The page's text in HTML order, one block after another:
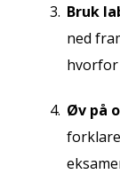
Bruk
ned
Øv på